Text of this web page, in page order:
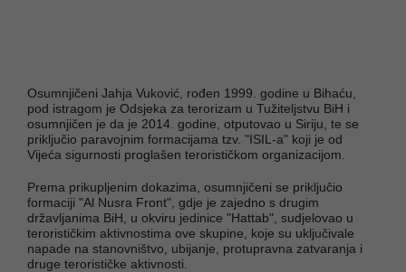
Osumnjičeni Jahja Vuković, rođen 1999. godine u Bihaću,
pod istragom je Odsjeka za terorizam u Tužiteljstvu BiH i
osumnjičen je da je 2014. godine, otputovao u Siriju, te se
priključio paravojnim formacijama tzv. "ISIL-a" koji je od
Vijeća sigurnosti proglašen terorističkom organizacijom.
Prema prikupljenim dokazima, osumnjičeni se priključio
formaciji "Al Nusra Front", gdje je zajedno s drugim
državljanima BiH, u okviru jedinice "Hattab", sudjelovao u
terorističkim aktivnostima ove skupine, koje su uključivale
napade na stanovništvo, ubijanje, protupravna zatvaranja i
druge terorističke aktivnosti.